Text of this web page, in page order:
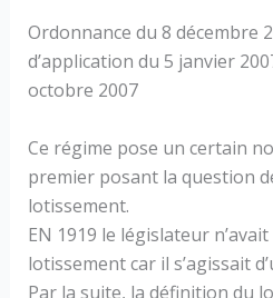
Ordonnance du 8 décembre
d’application du 5 janvier
octobre 2007
Ce régime pose un certain
premier posant la question
lotissement.
EN 1919 le législateur
lotissement car il s’agissait
Par la suite, la définition du